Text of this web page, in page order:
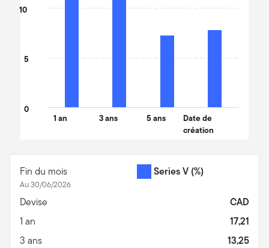
1 an 3 ans 5 ans
Date de
création
0
5
10
Fin du mois
Au 30/06/2026
Series V (%)
Devise
CAD
1 an
17,21
3 ans
13,25